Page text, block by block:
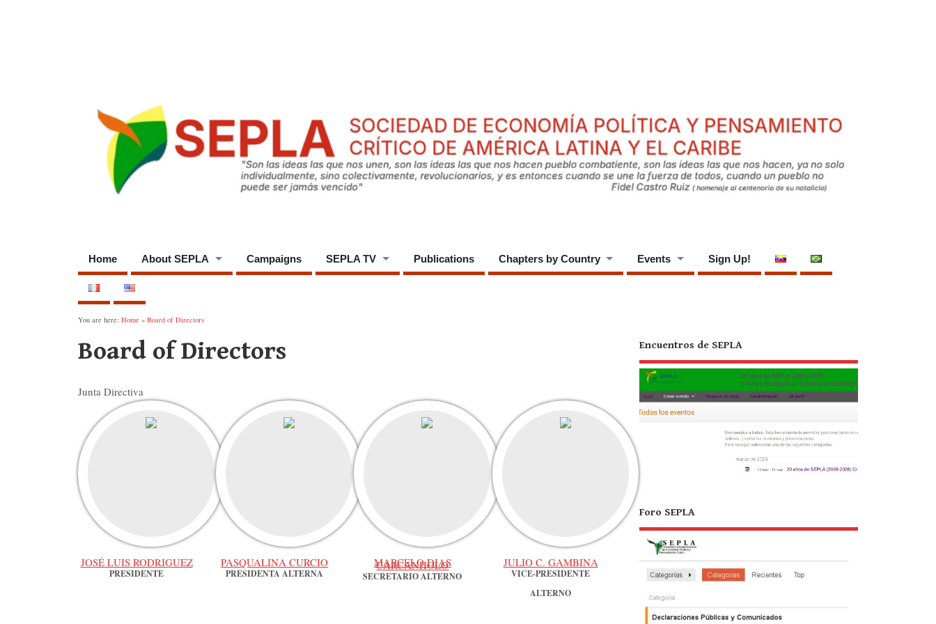
Home About SEPLA Campaigns SEPLA TV Publications Chapters by Country Events Sign Up!
You are here: Home » Board of Directors
Board of Directors
Junta Directiva
JOSÉ LUIS RODRIGUEZ
PRESIDENTE
PASQUALINA CURCIO
PRESIDENTA ALTERNA
MARCELO DIAS
CARCANHOLO
SECRETARIO ALTERNO
JULIO C. GAMBINA
VICE-PRESIDENTE
ALTERNO
Encuentros de SEPLA
Foro SEPLA